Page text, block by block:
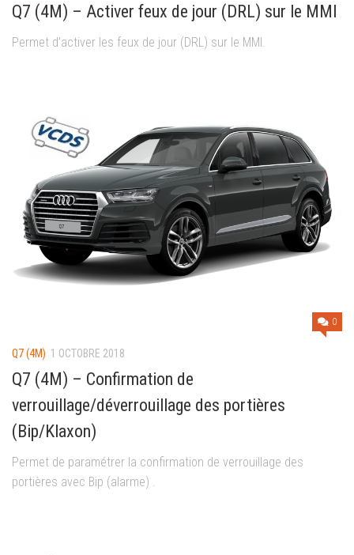
Q7 (4M) – Activer feux de jour (DRL) sur le MMI
Permet d’activer les feux de jour (DRL) sur le MMI.
0
Q7 (4M) 1 OCTOBRE 2018
Q7 (4M) – Confirmation de
verrouillage/déverrouillage des portières
(Bip/Klaxon)
Permet de paramétrer la confirmation de verrouillage des
portières avec Bip (alarme) .